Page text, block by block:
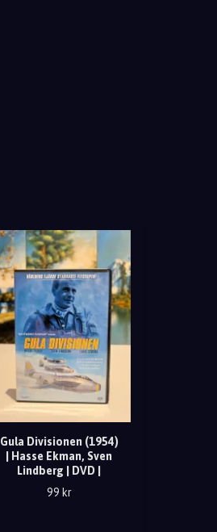
Gula Divisionen (1954)
| Hasse Ekman, Sven
Lindberg | DVD |
99 kr